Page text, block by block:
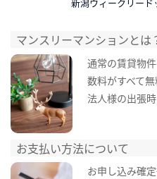
マンスリーマンションとは
通常の賃貸物
数料がすべて無
法人様の出張
お支払い方法について
お申し込み確